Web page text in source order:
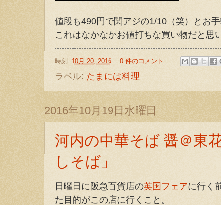
値段も490円で関アジの1/10（笑）とお
これはなかなかお値打ちな買い物だと思
時刻: 10月 20, 2016 0 件のコメント:
ラベル: たまには料理
2016年10月19日水曜日
河内の中華そば 醤＠東
しそば」
日曜日に阪急百貨店の英国フェアに行く
た目的がこの店に行くこと。